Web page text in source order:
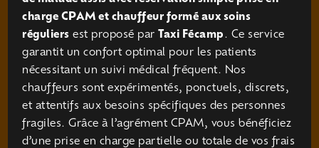
charge CPAM et chauffeur formé aux soins
réguliers est proposé parTaxi Fécamp. Ce service
garantit un confort optimal pour les patients
nécessitant un suivi médical fréquent. Nos
chauffeurs sont expérimentés, ponctuels, discrets,
et attentifs aux besoins spécifiques des personnes
fragiles. Grâce à l’agrément CPAM, vous bénéficiez
d’une prise en charge partielle ou totale de vos frais